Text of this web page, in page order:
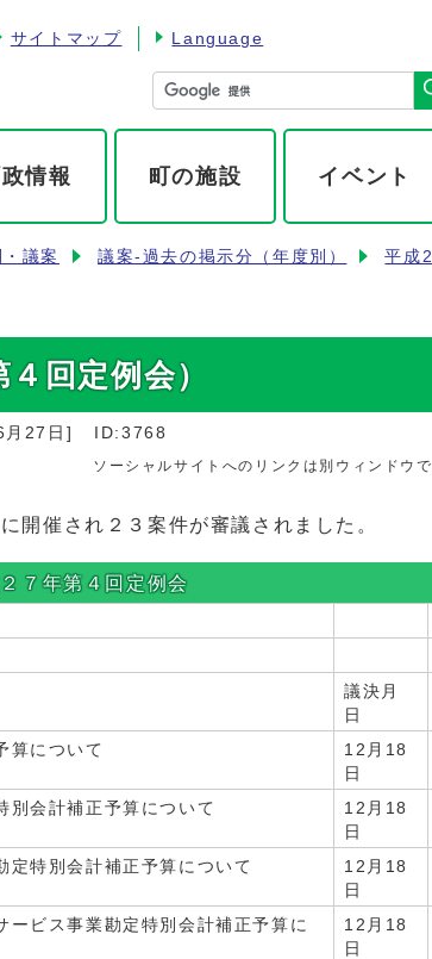
サイトマップ Language
情報 町の施設 イベント
議案 議案-過去の掲示分（年度別） 平成
回定例会）
27日 ] ID:3768
ソーシャルサイトへのリンクは別ウィンドウ
開催され２３案件が審議されました。
７年第４回定例会
議決月
日
算について
12月18
日
別会計補正予算について
12月18
日
定特別会計補正予算について
12月18
日
ビス事業勘定特別会計補正予算に
12月18
日